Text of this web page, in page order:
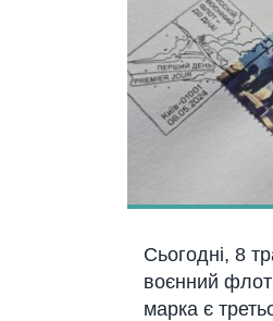
Сьогодні, 8
воєнний
марка є